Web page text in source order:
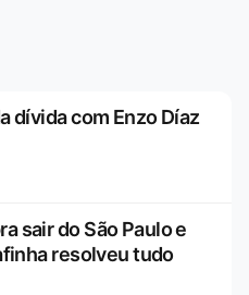
dívida com Enzo Díaz
sair do São Paulo e
resolveu tudo